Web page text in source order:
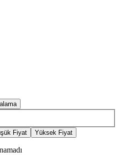
Fiyat Yüksek Fiyat